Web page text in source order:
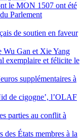
le MON 1507 ont été
Parlement
de soutien en faveur
Wu Gan et Xie Yang
exemplaire et félicite le
supplémentaires à
de cigogne’, l’OLAF
parties au conflit à
des États membres à la